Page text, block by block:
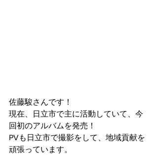
佐藤駿さんです！
現在、日立市で主に活動していて、今
回初のアルバムを発売！
PVも日立市で撮影をして、地域貢献を
頑張っています。